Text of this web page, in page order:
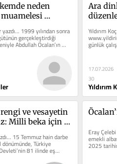
neden
1999 yılından sonra
gerçekleştirdiği
Abdullah Öcalan’ın
Ara
Yıldırım
günlük
zamanında
17.07.2026
30
Yıldırım
ve vesayetin
Milli beka için
15 Temmuz hain darbe
Türkiye
81 ilinde eş...
Eray
emekli
2025